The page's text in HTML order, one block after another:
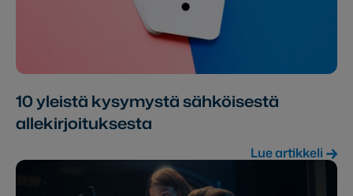
10 yleistä kysymystä sähköisestä
allekirjoituksesta
Lue artikkeli